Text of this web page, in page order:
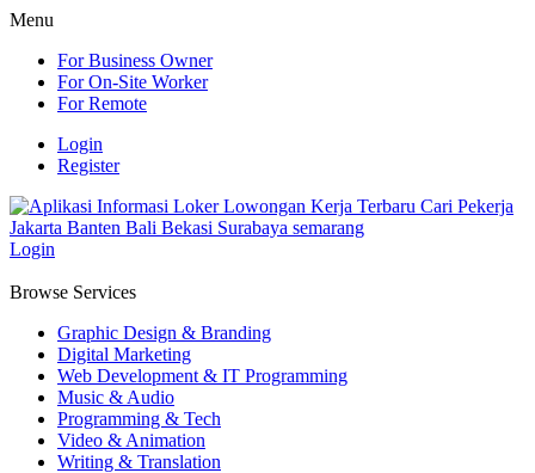
Menu
For Business Owner
For On-Site Worker
For Remote
Login
Register
Login
Browse Services
Graphic Design & Branding
Digital Marketing
Web Development & IT Programming
Music & Audio
Programming & Tech
Video & Animation
Writing & Translation